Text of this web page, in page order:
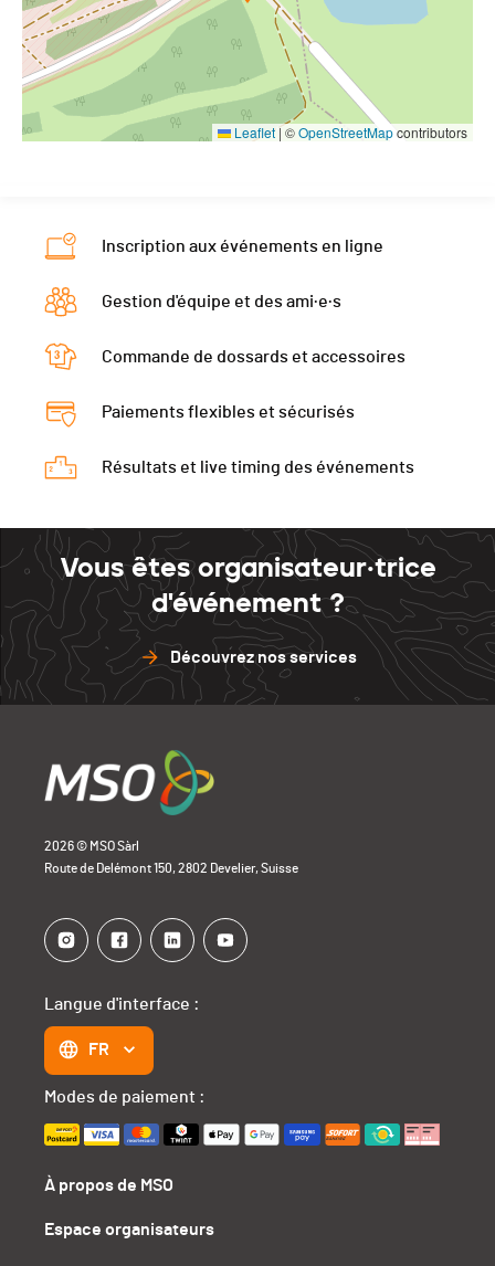
Leaflet |©OpenStreetMapcontributors
Inscription aux événements en ligne
Gestion d'équipe et des ami·e·s
Commande de dossards et accessoires
Paiements flexibles et sécurisés
Résultats et live timing des événements
Vous êtes organisateur·trice
d'événement ?
Découvrez nos services
2026 © MSO Sàrl
Route de Delémont 150, 2802 Develier, Suisse
À propos de MSO
Espace organisateurs
Langue d'interface :
FR
Modes de paiement :